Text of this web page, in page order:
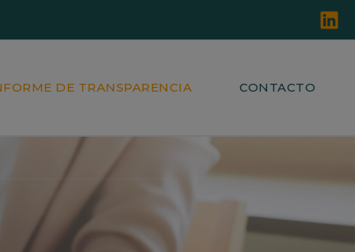
DE TRANSPARENCIA CONTACTO